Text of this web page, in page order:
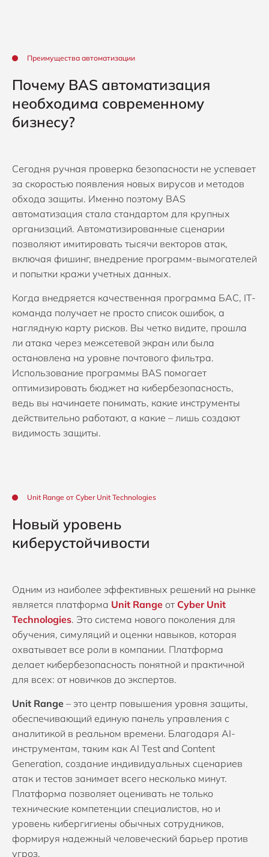
Преимущества автоматизации
Почему BAS автоматизация
необходима современному
бизнесу?
Сегодня ручная проверка безопасности не успевает
за скоростью появления новых вирусов и методов
обхода защиты. Именно поэтому BAS
автоматизация стала стандартом для крупных
организаций. Автоматизированные сценарии
позволяют имитировать тысячи векторов атак,
включая фишинг, внедрение программ-вымогателей
и попытки кражи учетных данных.
Когда внедряется качественная программа БАС, IT-
команда получает не просто список ошибок, а
наглядную карту рисков. Вы четко видите, прошла
ли атака через межсетевой экран или была
остановлена на уровне почтового фильтра.
Использование программы BAS помогает
оптимизировать бюджет на кибербезопасность,
ведь вы начинаете понимать, какие инструменты
действительно работают, а какие – лишь создают
видимость защиты.
Unit Range от Cyber Unit Technologies
Новый уровень
киберустойчивости
Одним из наиболее эффективных решений на рынке
является платформа Unit Range от Cyber Unit
Technologies. Это система нового поколения для
обучения, симуляций и оценки навыков, которая
охватывает все роли в компании. Платформа
делает кибербезопасность понятной и практичной
для всех: от новичков до экспертов.
Unit Range – это центр повышения уровня защиты,
обеспечивающий единую панель управления с
аналитикой в реальном времени. Благодаря AI-
инструментам, таким как AI Test and Content
Generation, создание индивидуальных сценариев
атак и тестов занимает всего несколько минут.
Платформа позволяет оценивать не только
технические компетенции специалистов, но и
уровень кибергигиены обычных сотрудников,
формируя надежный человеческий барьер против
угроз.